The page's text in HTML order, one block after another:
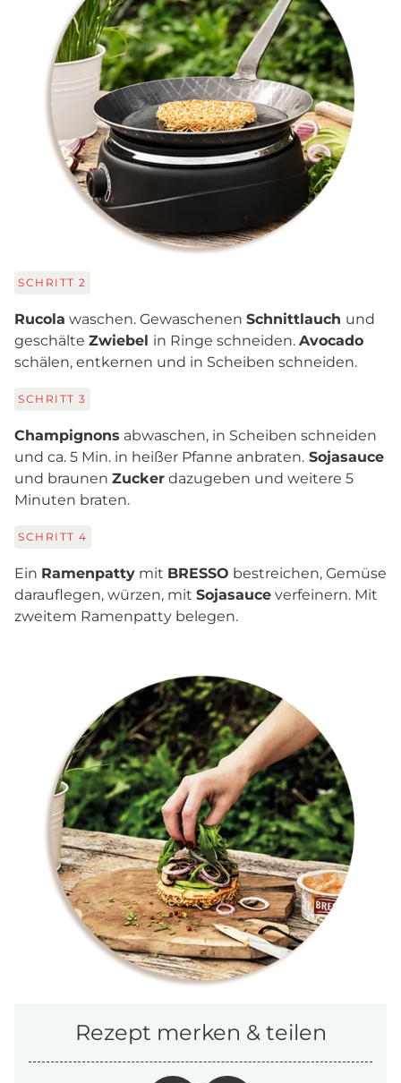
SCHRITT 2
Rucola waschen. Gewaschenen Schnittlauch und
geschälte Zwiebel in Ringe schneiden. Avocado
schälen, entkernen und in Scheiben schneiden.
SCHRITT 3
Champignons abwaschen, in Scheiben schneiden
und ca. 5 Min. in heißer Pfanne anbraten. Sojasauce
und braunen Zucker dazugeben und weitere 5
Minuten braten.
SCHRITT 4
Ein Ramenpatty mit BRESSO bestreichen, Gemüse
darauflegen, würzen, mit Sojasauce verfeinern. Mit
zweitem Ramenpatty belegen.
Rezept merken & teilen